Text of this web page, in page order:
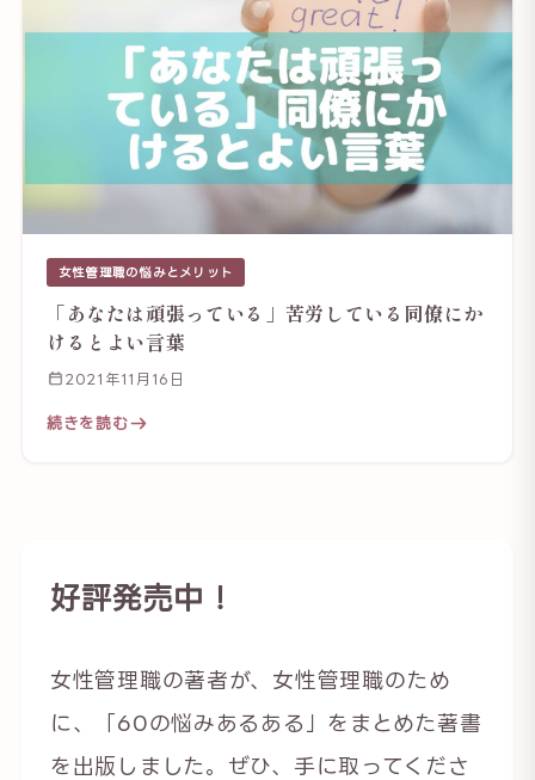
女性管理職の悩みとメリット
「あなたは頑張っている」苦労している同僚にか
けるとよい言葉
2021年11月16日
続きを読む
好評発売中！
女性管理職の著者が、女性管理職のため
に、「60の悩みあるある」をまとめた著書
を出版しました。ぜひ、手に取ってくださ